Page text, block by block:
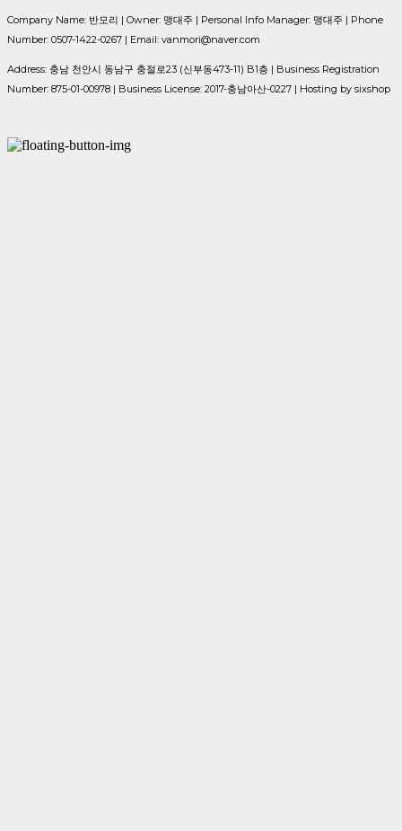
Company Name: 반모리 | Owner: 맹대주 | Personal Info Manager: 맹대주 | Phone
Number: 0507-1422-0267 | Email: vanmori@naver.com
Address: 충남 천안시 동남구 충절로23 (신부동473-11) B1층 | Business Registration
Number: 875-01-00978 | Business License: 2017-충남아산-0227 | Hosting by sixshop